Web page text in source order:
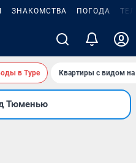
ЗНАКОМСТВА ПОГОДА
в Туре Квартиры с видом на
Тюменью